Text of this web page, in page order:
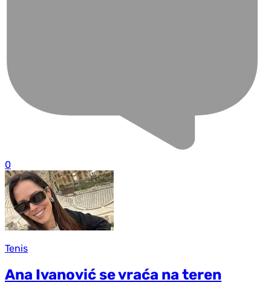
0
Tenis
Ana Ivanović se vraća na teren